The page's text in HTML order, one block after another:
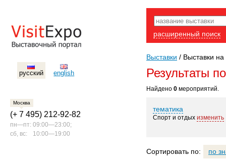
русский english
Москва
(+ 7 495) 212-92-82
пн—пт: 09:00—23:00;
сб, вс:
10:00—19:00
расширенный поиск
Выставки / Выставки на
Результаты
Найдено 0 мероприятий.
тематика
Спорт и отдых изменить
Сортировать по: по